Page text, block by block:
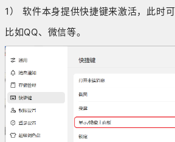
1） 软件本身提供快捷键来激活，此时
比如QQ、微信等。